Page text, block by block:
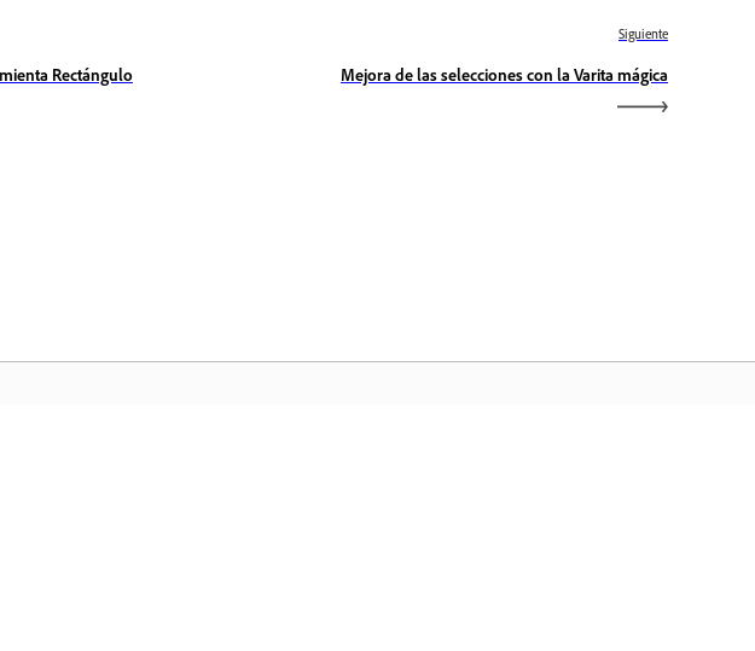
Rectángulo
Siguiente
Mejora de las selecciones con la Varita mágica